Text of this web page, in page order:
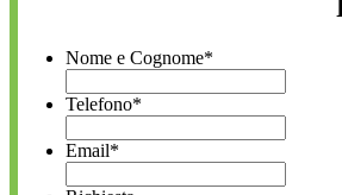
Nome e Cognome*
Telefono*
Email*